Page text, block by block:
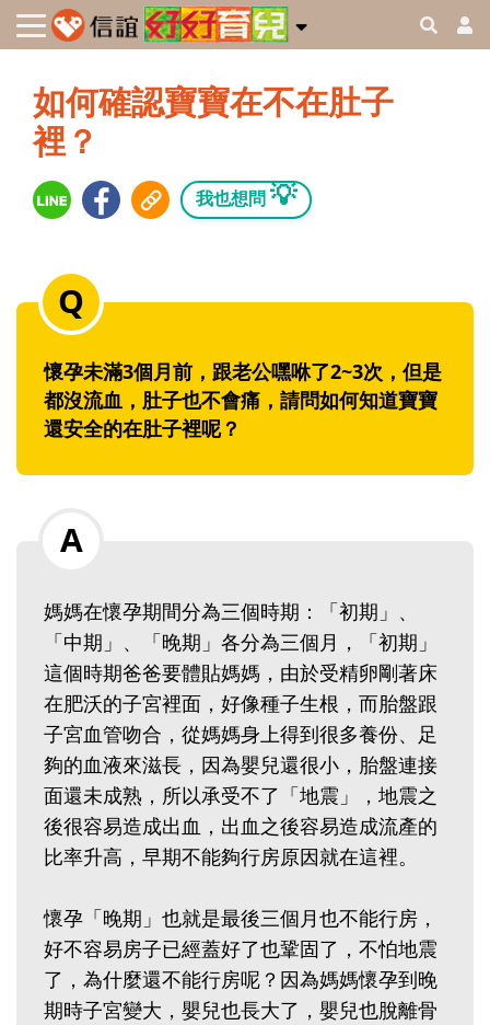
如何確認寶寶在不在肚子
裡？
我也想問 💡
懷孕未滿3個月前，跟老公嘿咻了2~3次，但是
都沒流血，肚子也不會痛，請問如何知道寶寶
還安全的在肚子裡呢？
媽媽在懷孕期間分為三個時期：「初期」、
「中期」、「晚期」各分為三個月，「初期」
這個時期爸爸要體貼媽媽，由於受精卵剛著床
在肥沃的子宮裡面，好像種子生根，而胎盤跟
子宮血管吻合，從媽媽身上得到很多養份、足
夠的血液來滋長，因為嬰兒還很小，胎盤連接
面還未成熟，所以承受不了「地震」，地震之
後很容易造成出血，出血之後容易造成流產的
比率升高，早期不能夠行房原因就在這裡。
懷孕「晚期」也就是最後三個月也不能行房，
好不容易房子已經蓋好了也鞏固了，不怕地震
了，為什麼還不能行房呢？因為媽媽懷孕到晚
期時子宮變大，嬰兒也長大了，嬰兒也脫離骨